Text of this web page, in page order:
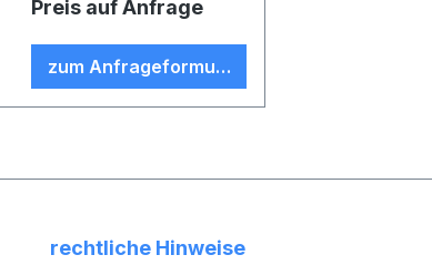
Preis auf Anfrage
zum Anfrageformular
rechtliche Hinweise